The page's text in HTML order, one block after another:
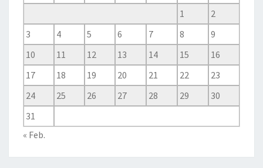
1
2
3
4 5 6 7 8
9
10
11 12 13 14 15
16
17
18 19 20 21 22
23
24
25 26 27 28 29
30
31
« Feb.